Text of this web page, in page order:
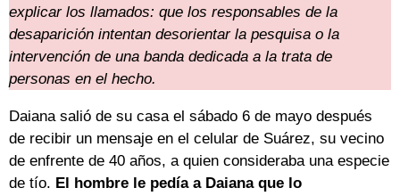
explicar los llamados: que los responsables de la
desaparición intentan desorientar la pesquisa o la
intervención de una banda dedicada a la trata de
personas en el hecho.
Daiana salió de su casa el sábado 6 de mayo después
de recibir un mensaje en el celular de Suárez, su vecino
de enfrente de 40 años, a quien consideraba una especie
de tío. El hombre le pedía a Daiana que lo